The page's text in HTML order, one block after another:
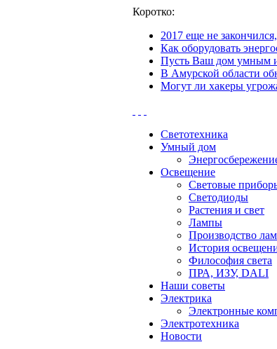
Коротко:
2017 еще не
Как оборудовать
Пусть Ваш дом умным
В Амурской области
Могут ли хакеры
Светотехника
Умный дом
Освещение
Световые
Светодиоды
Растения и свет
Лампы
Производство
История
Философия света
ПРА, ИЗУ, DALI
Наши советы
Электрика
Электронные
Электротехника
Новости